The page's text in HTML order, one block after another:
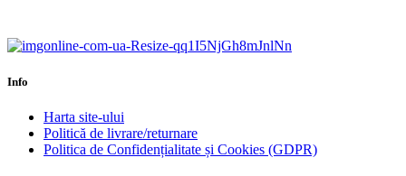
Info
Harta site-ului
Politică de livrare/returnare
Politica de Confidențialitate și Cookies (GDPR)